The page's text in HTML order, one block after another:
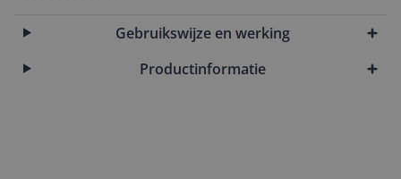
Gebruikswijze en werking
Productinformatie